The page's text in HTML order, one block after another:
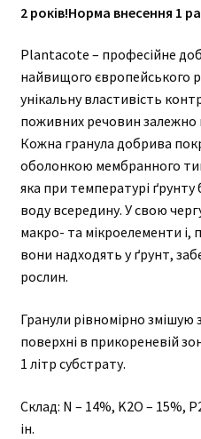
2 років!Норма внесення 1
Plantacote – професійне
найвищого європейського
унікальну властивість
поживних речовин залежно
Кожна гранула добрива
оболонкою мембранного
яка при температурі
воду всередину. У свою
макро- та мікроелементи і,
вони надходять у ґрунт,
рослин.
Гранули рівномірно змішую
поверхні в прикореневій
1 літр субстрату.
Склад: N – 14%, K2O – 15%,
ін.